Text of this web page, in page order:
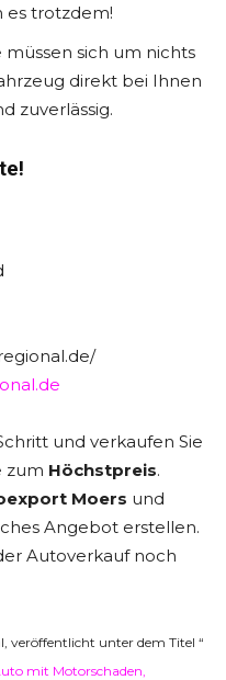
es trotzdem!
müssen sich um nichts
direkt bei Ihnen
zuverlässig.
und verkaufen Sie
zum Höchstpreis.
Moers und
Angebot erstellen.
Autoverkauf noch
veröffentlicht unter dem Titel “
mit Motorschaden,